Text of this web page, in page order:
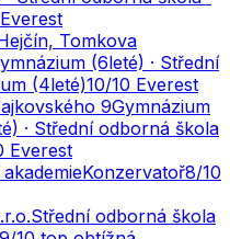
Everest
Tomkova
(6leté) · Střední
(4leté)10/10 Everest
9Gymnázium
· Střední odborná škola
Everest
Konzervatoř8/10
Střední odborná škola